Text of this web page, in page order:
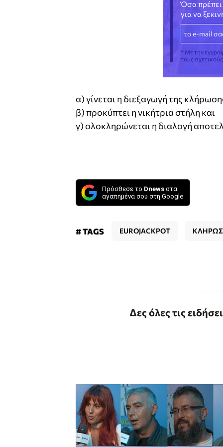
Όσα πρέπει
για να
* Με την
τους
α) γίνεται η διεξαγωγή της
β) προκύπτει η νικήτρια στήλη και
γ) ολοκληρώνεται η διαλογή
Πρόσθεσε το Dnews στα
αγαπημένα σου στη Google
# TAGS EUROJACKPOT
Δες όλες τις